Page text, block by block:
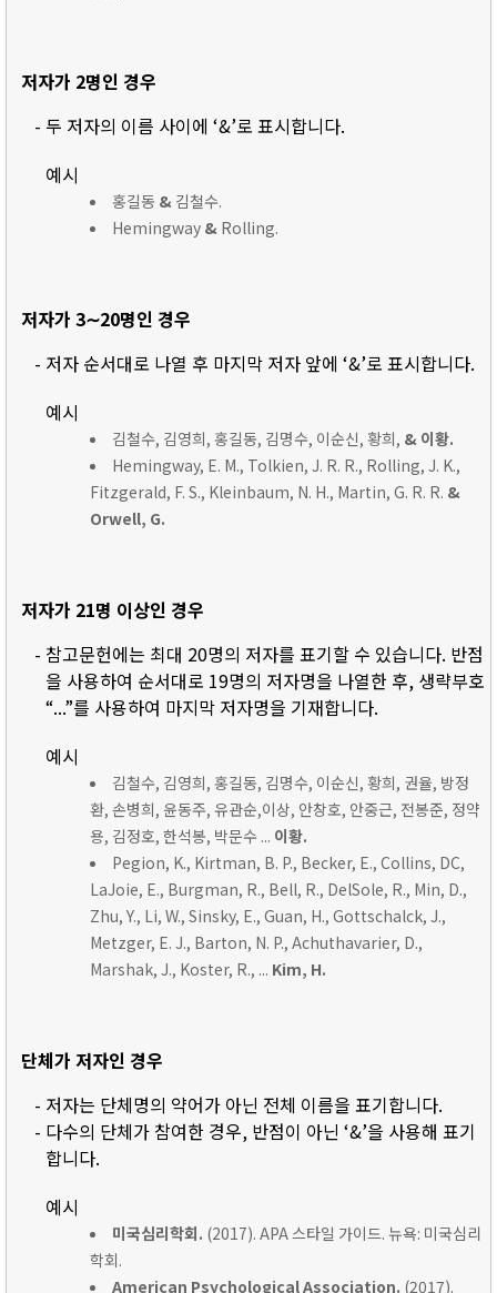
저자가 2명인 경우
- 두 저자의 이름 사이에 ‘&’로 표시합니다.
예시
홍길동 & 김철수.
Hemingway & Rolling.
저자가 3∼20명인 경우
- 저자 순서대로 나열 후 마지막 저자 앞에 ‘&’로 표시합니다.
예시
김철수, 김영희, 홍길동, 김명수, 이순신, 황희, & 이황.
Hemingway, E. M., Tolkien, J. R. R., Rolling, J. K.,
Fitzgerald, F. S., Kleinbaum, N. H., Martin, G. R. R. &
Orwell, G.
저자가 21명 이상인 경우
- 참고문헌에는 최대 20명의 저자를 표기할 수 있습니다. 반점
을 사용하여 순서대로 19명의 저자명을 나열한 후, 생략부호
“...”를 사용하여 마지막 저자명을 기재합니다.
예시
김철수, 김영희, 홍길동, 김명수, 이순신, 황희, 권율, 방정
환, 손병희, 윤동주, 유관순,이상, 안창호, 안중근, 전봉준, 정약
용, 김정호, 한석봉, 박문수 ... 이황.
Pegion, K., Kirtman, B. P., Becker, E., Collins, DC,
LaJoie, E., Burgman, R., Bell, R., DelSole, R., Min, D.,
Zhu, Y., Li, W., Sinsky, E., Guan, H., Gottschalck, J.,
Metzger, E. J., Barton, N. P., Achuthavarier, D.,
Marshak, J., Koster, R., ... Kim, H.
단체가 저자인 경우
- 저자는 단체명의 약어가 아닌 전체 이름을 표기합니다.
- 다수의 단체가 참여한 경우, 반점이 아닌 ‘&’을 사용해 표기
합니다.
예시
미국심리학회. (2017). APA 스타일 가이드. 뉴욕: 미국심리
학회.
American Psychological Association. (2017).